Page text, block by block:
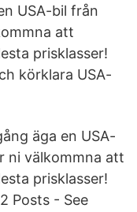
USA-bil från
att
prisklasser!
körklara USA-
äga en USA-
ni välkommna att
prisklasser!
Posts - See